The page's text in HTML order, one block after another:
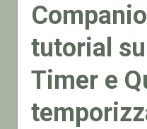
tutorial
Timer e